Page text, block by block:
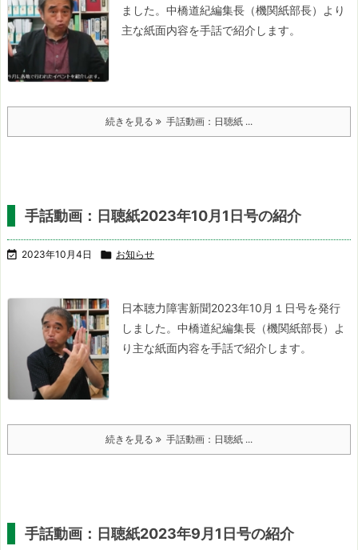
ました。 中橋道紀編集長（機関紙部長）より
主な紙面内容を手話で紹介します。
続きを見る 手話動画：日聴紙 ...
手話動画：日聴紙2023年10月1日号の紹介
 2023年10月4日  お知らせ
日本聴力障害新聞2023年10月１日号を発行
しました。 中橋道紀編集長（機関紙部長）よ
り主な紙面内容を手話で紹介します。
続きを見る 手話動画：日聴紙 ...
手話動画：日聴紙2023年9月1日号の紹介